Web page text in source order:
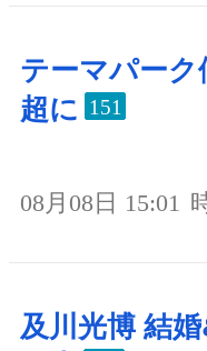
テーマパーク
超に 151
08月08日 15:01
及川光博 結